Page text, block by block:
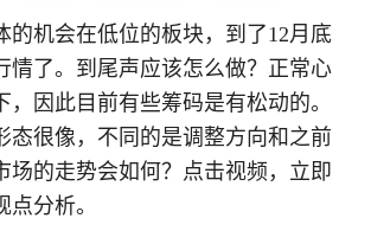
的机会在低位的板块，到了12月底
情了。到尾声应该怎么做？正常心
，因此目前有些筹码是有松动的。
态很像，不同的是调整方向和之前
场的走势会如何？点击视频，立即
分析。